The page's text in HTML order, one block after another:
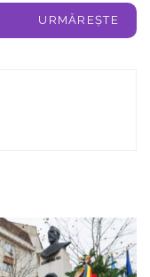
URMĂREȘTE